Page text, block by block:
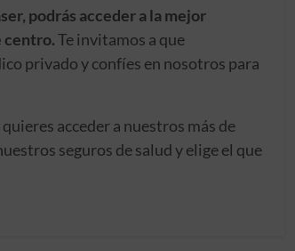
podrás acceder a la mejor
centro.Te invitamos a que
privado y confíes en nosotros para
acceder a nuestros más de
seguros de salud y elige el que